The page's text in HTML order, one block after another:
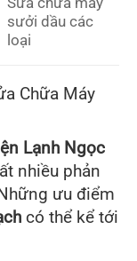
sưởi dầu các
loại
Chữa Máy
Lạnh Ngọc
nhiều phản
ưu điểm
có thể kể tới